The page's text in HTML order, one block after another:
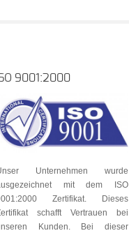
9001:2000
Unternehmen wurde
mit dem ISO
Zertifikat. Dieses
schafft Vertrauen bei
Kunden. Bei dieser